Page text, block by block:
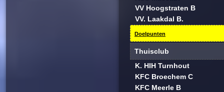
VV Hoogstraten B
VV. Laakdal B.
Doelpunten
Thuisclub
K. HIH Turnhout
KFC Broechem C
KFC Meerle B